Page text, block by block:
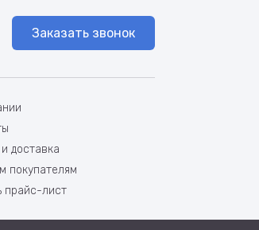
Заказать звонок
доставка
покупателям
прайс-лист